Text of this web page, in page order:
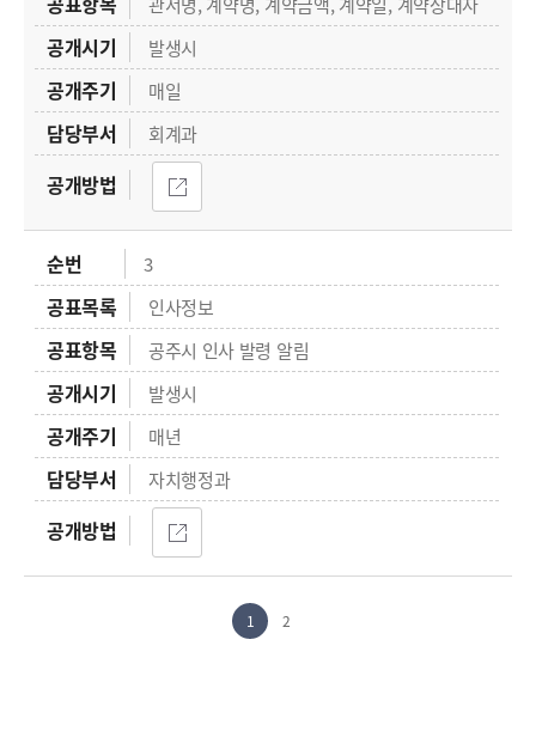
발생시
매일
회계과
3
인사정보
공주시 인사 발령 알림
발생시
매년
자치행정과
1 2